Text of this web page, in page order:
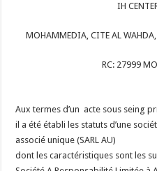
IH
MOHAMMEDIA, CITE AL
RC: 27999
Aux termes d’un acte sous seing
il a été établi les statuts d’une
associé unique (SARL AU)
dont les caractéristiques sont les